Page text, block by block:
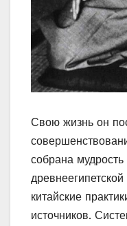
Свою жизнь он
собрана мудрость
китайские
источников.